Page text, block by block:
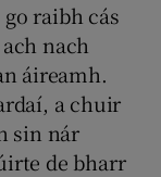
raibh cás
nach
áireamh.
a chuir
sin nár
de bharr